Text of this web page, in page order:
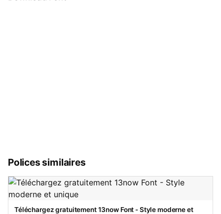
Polices similaires
Téléchargez gratuitement 13now Font - Style moderne et